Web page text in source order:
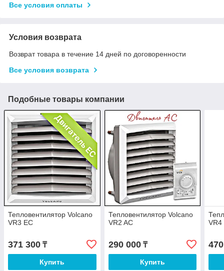
Все условия оплаты
Условия возврата
Возврат товара в течение 14 дней по договоренности
Все условия возврата
Подобные товары компании
Тепловентилятор Volcano
VR3 EC
371 300 ₸
Купить
Тепловентилятор Volcano
VR2 AC
290 000₸
Купить
VR4